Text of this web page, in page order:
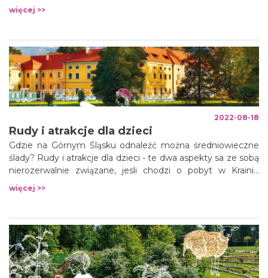
prezydentom Polski. Ta zazdrość nie wynika z mojej żądzy
władzy, ale z zachwytu, jaki wywołała we mnie Rezydencja
więcej >>
2022-08-18
Rudy i atrakcje dla dzieci
Gdzie na Górnym Śląsku odnaleźć można średniowieczne
ślady? Rudy i atrakcje dla dzieci - te dwa aspekty sa ze sobą
nierozerwalnie związane, jesli chodzi o pobyt w Krainie
Górnej Odry.
więcej >>